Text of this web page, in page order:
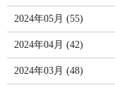
2024年05月 (55)
2024年04月 (42)
2024年03月 (48)